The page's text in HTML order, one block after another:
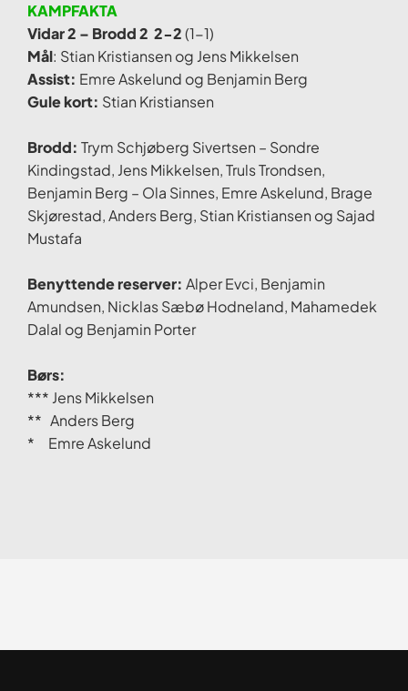
KAMPFAKTA
Vidar 2 – Brodd 2 2-2(1-1)
Mål: Stian Kristiansen og Jens Mikkelsen
Assist: Emre Askelund og Benjamin Berg
Gule kort: Stian Kristiansen
Brodd: Trym Schjøberg Sivertsen – Sondre
Kindingstad, Jens Mikkelsen, Truls Trondsen,
Benjamin Berg – Ola Sinnes, Emre Askelund, Brage
Skjørestad, Anders Berg, Stian Kristiansen og Sajad
Mustafa
Benyttende reserver: Alper Evci, Benjamin
Amundsen, Nicklas Sæbø Hodneland, Mahamedek
Dalal og Benjamin Porter
Børs:
*** Jens Mikkelsen
** Anders Berg
* Emre Askelund